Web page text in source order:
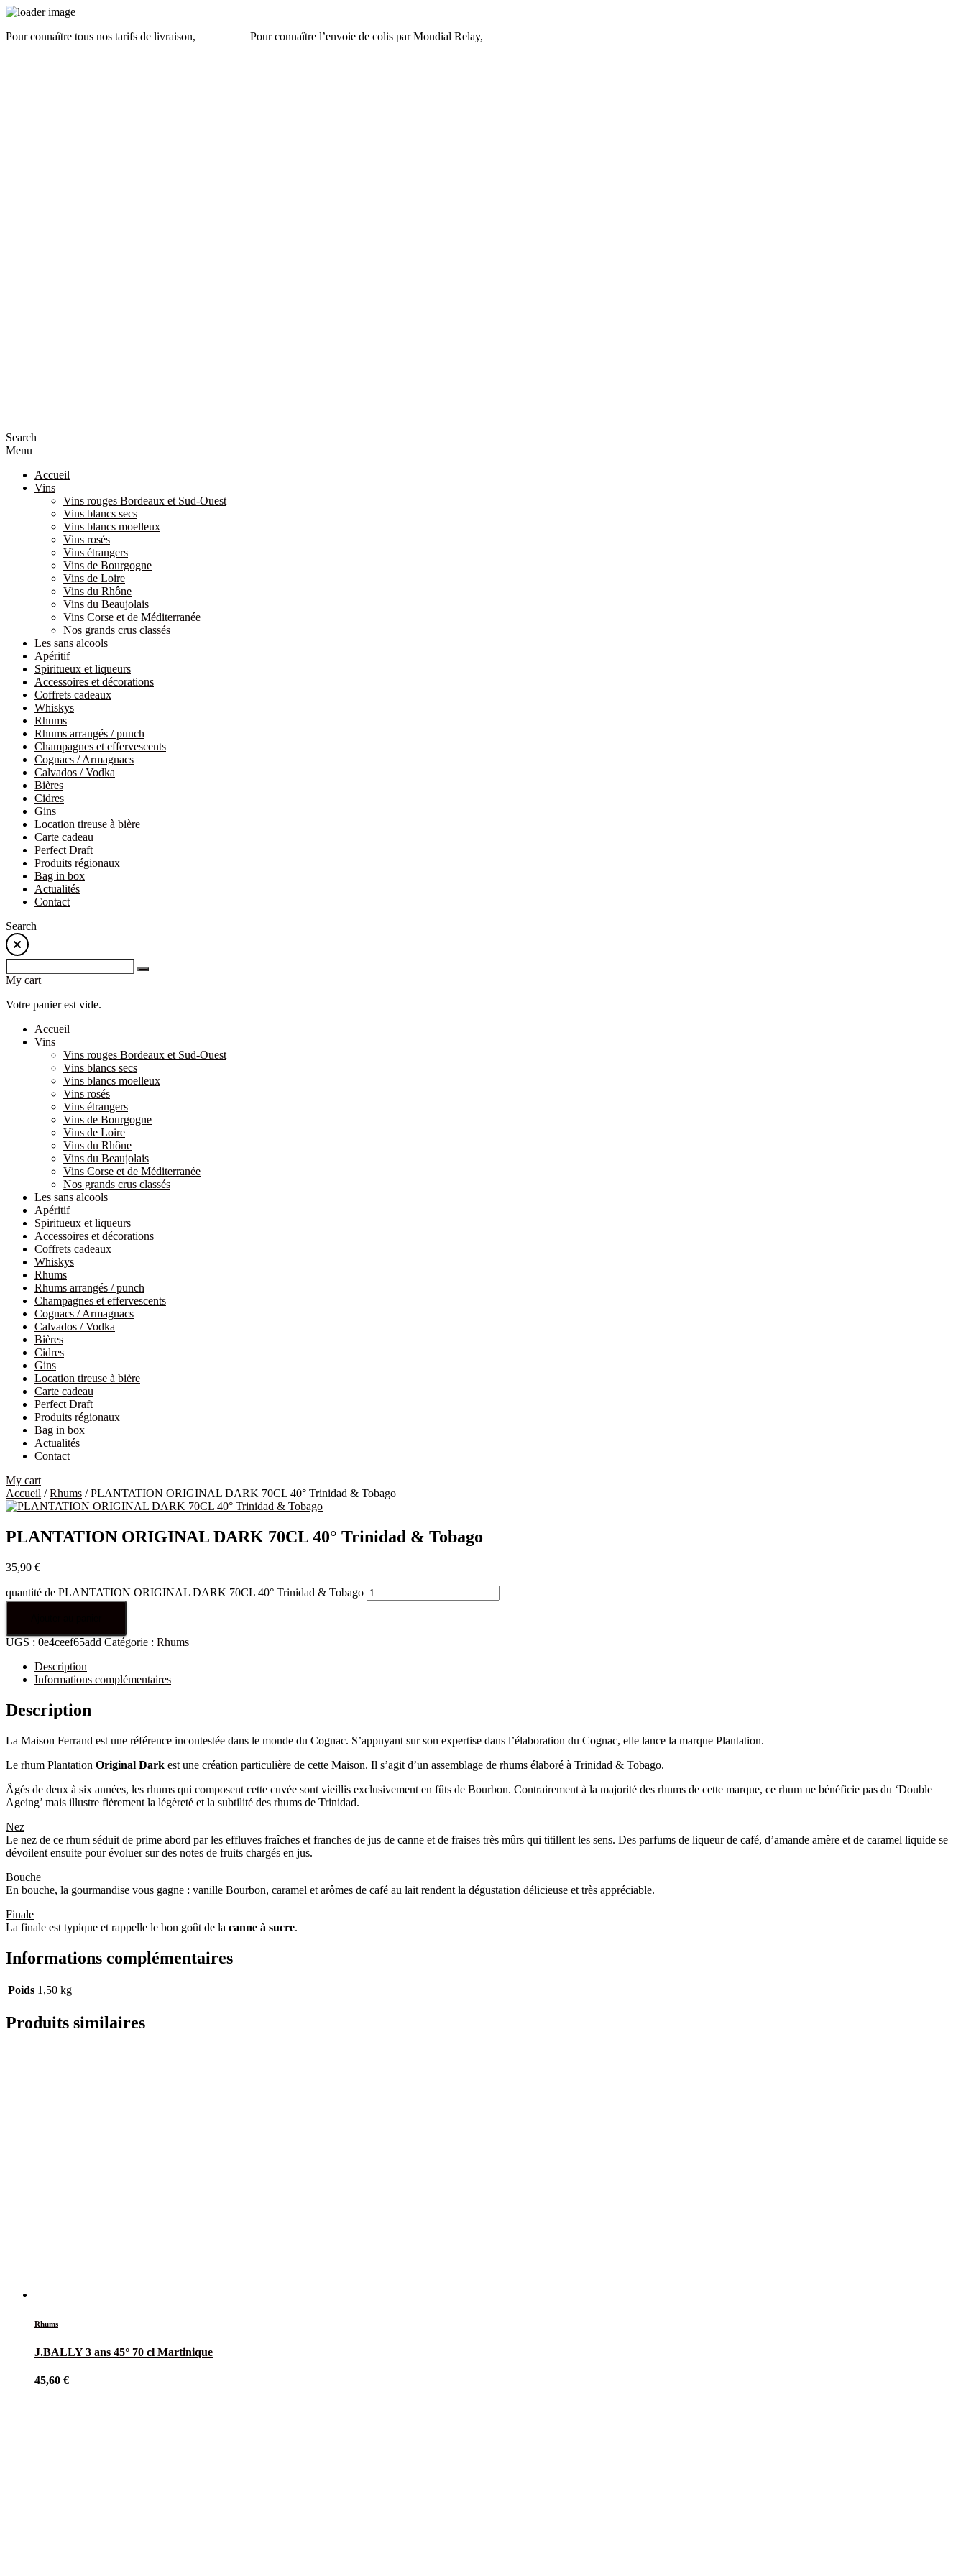
Pour connaître tous nos tarifs de livraison, Pour connaître l’envoie de colis par Mondial Relay,
Search
Menu
Accueil
Vins
Vins rouges Bordeaux et Sud-Ouest
Vins blancs secs
Vins blancs moelleux
Vins rosés
Vins étrangers
Vins de Bourgogne
Vins de Loire
Vins du Rhône
Vins du Beaujolais
Vins Corse et de Méditerranée
Nos grands crus classés
Les sans alcools
Apéritif
Spiritueux et liqueurs
Accessoires et décorations
Coffrets cadeaux
Whiskys
Rhums
Rhums arrangés / punch
Champagnes et effervescents
Cognacs / Armagnacs
Calvados / Vodka
Bières
Cidres
Gins
Location tireuse à bière
Carte cadeau
Perfect Draft
Produits régionaux
Bag in box
Actualités
Contact
Search
My cart
Votre panier est vide.
Accueil
Vins
Vins rouges Bordeaux et Sud-Ouest
Vins blancs secs
Vins blancs moelleux
Vins rosés
Vins étrangers
Vins de Bourgogne
Vins de Loire
Vins du Rhône
Vins du Beaujolais
Vins Corse et de Méditerranée
Nos grands crus classés
Les sans alcools
Apéritif
Spiritueux et liqueurs
Accessoires et décorations
Coffrets cadeaux
Whiskys
Rhums
Rhums arrangés / punch
Champagnes et effervescents
Cognacs / Armagnacs
Calvados / Vodka
Bières
Cidres
Gins
Location tireuse à bière
Carte cadeau
Perfect Draft
Produits régionaux
Bag in box
Actualités
Contact
My cart
Accueil /Rhums / PLANTATION ORIGINAL DARK 70CL 40° Trinidad & Tobago
PLANTATION ORIGINAL DARK 70CL 40° Trinidad & Tobago
35,90 €
quantité de PLANTATION ORIGINAL DARK 70CL 40° Trinidad & Tobago
UGS : 0e4ceef65add Catégorie : Rhums
Description
Informations complémentaires
Description
La Maison Ferrand est une référence incontestée dans le monde du Cognac. S’appuyant sur son expertise dans l’élaboration du Cognac, elle lance la marque Plantation.
Le rhum Plantation Original Dark est une création particulière de cette Maison. Il s’agit d’un assemblage de rhums élaboré à Trinidad & Tobago.
Âgés de deux à six années, les rhums qui composent cette cuvée sont vieillis exclusivement en fûts de Bourbon. Contrairement à la majorité des rhums de cette marque, ce rhum ne bénéficie pas du ‘Double
Ageing’ mais illustre fièrement la légèreté et la subtilité des rhums de Trinidad.
Nez
Le nez de ce rhum séduit de prime abord par les effluves fraîches et franches de jus de canne et de fraises très mûrs qui titillent les sens. Des parfums de liqueur de café, d’amande amère et de caramel liquide se
dévoilent ensuite pour évoluer sur des notes de fruits chargés en jus.
Bouche
En bouche, la gourmandise vous gagne : vanille Bourbon, caramel et arômes de café au lait rendent la dégustation délicieuse et très appréciable.
Finale
La finale est typique et rappelle le bon goût de la canne à sucre.
Informations complémentaires
Poids 1,50 kg
Produits similaires
Rhums
J.BALLY 3 ans 45° 70 cl Martinique
45,60 €